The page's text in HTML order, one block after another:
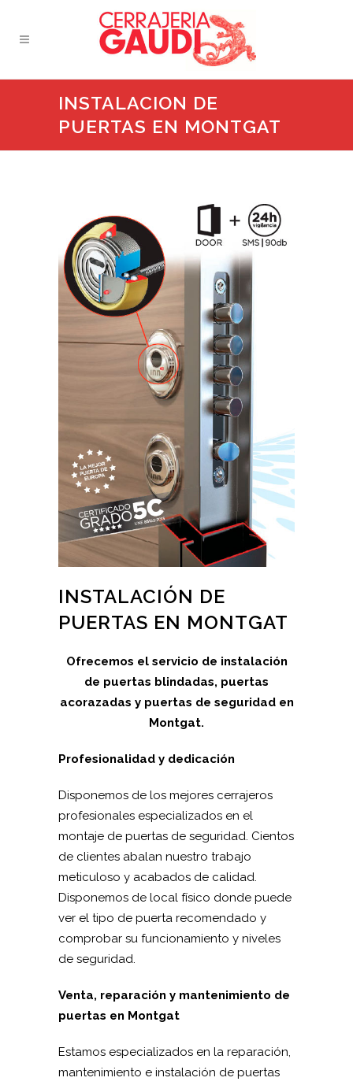
INSTALACION DE
PUERTAS EN MONTGAT
INSTALACIÓN DE
PUERTAS EN MONTGAT
Ofrecemos el servicio de instalación
de puertas blindadas, puertas
acorazadas y puertas de seguridad en
Montgat.
Profesionalidad y dedicación
Disponemos de los mejores cerrajeros
profesionales especializados en el
montaje de puertas de seguridad. Cientos
de clientes abalan nuestro trabajo
meticuloso y acabados de calidad.
Disponemos de local físico donde puede
ver el tipo de puerta recomendado y
comprobar su funcionamiento y niveles
de seguridad.
Venta, reparación y mantenimiento de
puertas en Montgat
Estamos especializados en la reparación,
mantenimiento e instalación de puertas